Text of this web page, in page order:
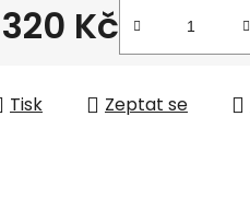
320 Kč
Tisk Zeptat se